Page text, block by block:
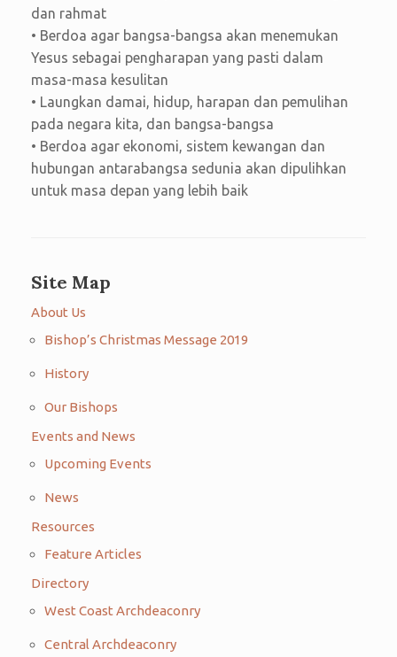
dan rahmat
• Berdoa agar bangsa-bangsa akan menemukan
Yesus sebagai pengharapan yang pasti dalam
masa-masa kesulitan
• Laungkan damai, hidup, harapan dan pemulihan
pada negara kita, dan bangsa-bangsa
• Berdoa agar ekonomi, sistem kewangan dan
hubungan antarabangsa sedunia akan dipulihkan
untuk masa depan yang lebih baik
Site Map
About Us
Bishop’s Christmas Message 2019
History
Our Bishops
Events and News
Upcoming Events
News
Resources
Feature Articles
Directory
West Coast Archdeaconry
Central Archdeaconry